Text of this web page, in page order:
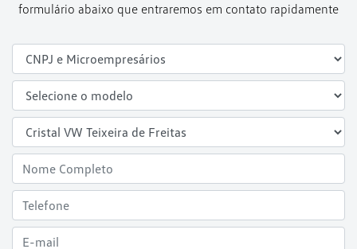
formulário abaixo que entraremos em contato rapidamente